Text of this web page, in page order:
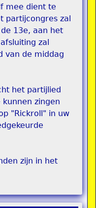
mee dient te
partijcongres zal
13e, aan het
zal
van de middag
het partijlied
zingen
"Rickroll" in uw
zijn in het